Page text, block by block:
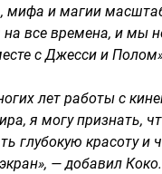
мифа и магии
все времена, и мы
с Джесси и
лет работы с
я могу признать,
глубокую красоту и
— добавил Коко.